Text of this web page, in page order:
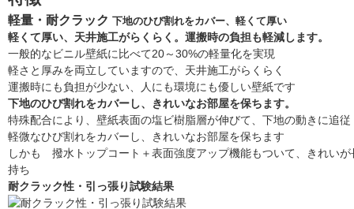
軽量・耐クラック 下地のひび割れをカバー、軽くて厚い
軽くて厚い、天井施工がらくらく。運搬時の負担も軽減します。
一般的なビニル壁紙に比べて20～30%の軽量化を実現
軽さと厚みを両立していますので、天井施工がらくらく
運搬時にも負担が少ない、人にも環境にも優しい壁紙です
下地のひび割れをカバーし、きれいなお部屋を保ちます。
特殊配合により、壁紙表面の塩ビ樹脂層が伸びて、下地の動きに追従
軽微なひび割れをカバーし、きれいなお部屋を保ちます
しかも 撥水トップコート＋表面強度アップ機能もついて、きれいが
持ち
耐クラック性・引っ張り試験結果